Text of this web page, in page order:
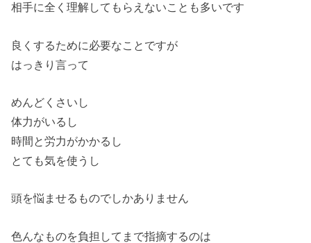
相手に全く理解してもらえないことも多いです
良くするために必要なことですが
はっきり言って
めんどくさいし
体力がいるし
時間と労力がかかるし
とても気を使うし
頭を悩ませるものでしかありません
色んなものを負担してまで指摘するのは